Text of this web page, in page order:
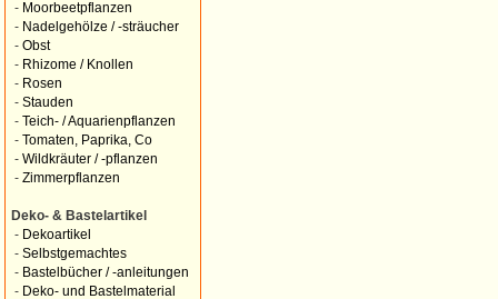
- Moorbeetpflanzen
- Nadelgehölze / -sträucher
- Obst
- Rhizome / Knollen
- Rosen
- Stauden
- Teich- / Aquarienpflanzen
- Tomaten, Paprika, Co
- Wildkräuter / -pflanzen
- Zimmerpflanzen
Deko- & Bastelartikel
- Dekoartikel
- Selbstgemachtes
- Bastelbücher / -anleitungen
- Deko- und Bastelmaterial